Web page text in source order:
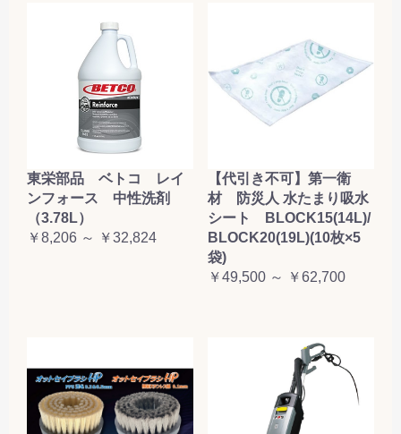
東栄部品 ベトコ レイ
ンフォース 中性洗剤
（3.78L）
￥8,206 ～ ￥32,824
【代引き不可】第一衛
材 防災人 水たまり吸水
シート BLOCK15(14L)/
BLOCK20(19L)(10枚×5
袋)
￥49,500 ～ ￥62,700